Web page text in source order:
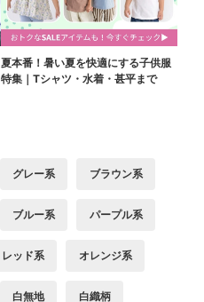
夏本番！暑い夏を快適にする子供服
特集｜Tシャツ・水着・甚平まで
グレー系 ブラウン系
ブルー系 パープル系
レッド系 オレンジ系
白無地 白織柄